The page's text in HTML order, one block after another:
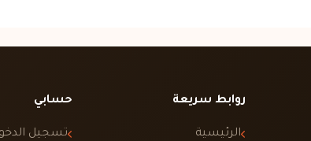
روابط سريعة
الرئيسية
حسابي
تسجيل